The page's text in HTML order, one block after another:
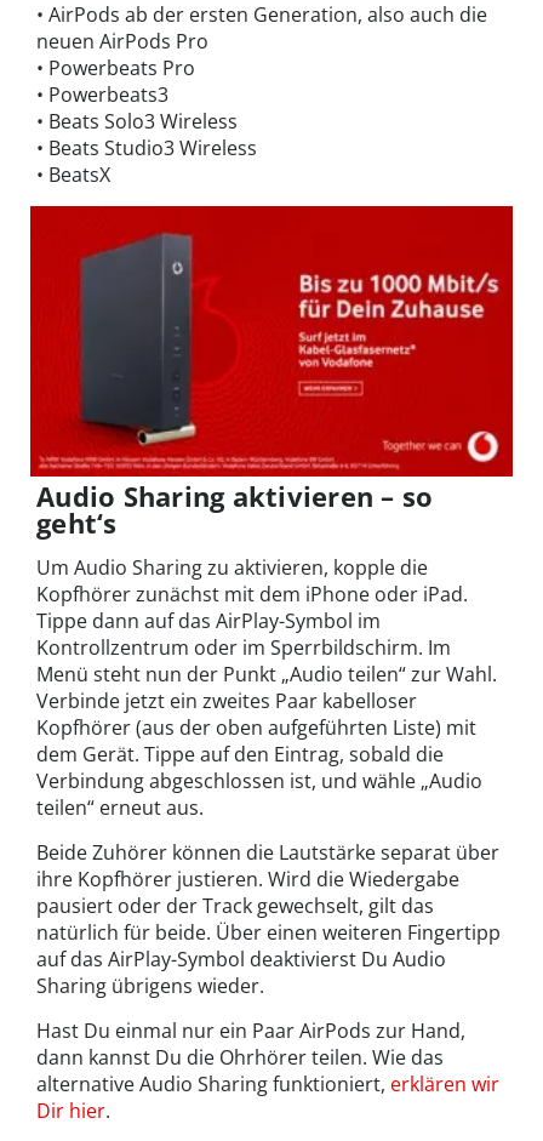
• AirPods ab der ersten Generation, also auch die
neuen AirPods Pro
• Powerbeats Pro
• Powerbeats3
• Beats Solo3 Wireless
• Beats Studio3 Wireless
• BeatsX
Audio Sharing aktivieren – so
geht‘s
Um Audio Sharing zu aktivieren, kopple die
Kopfhörer zunächst mit dem iPhone oder iPad.
Tippe dann auf das AirPlay-Symbol im
Kontrollzentrum oder im Sperrbildschirm. Im
Menü steht nun der Punkt „Audio teilen“ zur Wahl.
Verbinde jetzt ein zweites Paar kabelloser
Kopfhörer (aus der oben aufgeführten Liste) mit
dem Gerät. Tippe auf den Eintrag, sobald die
Verbindung abgeschlossen ist, und wähle „Audio
teilen“ erneut aus.
Beide Zuhörer können die Lautstärke separat über
ihre Kopfhörer justieren. Wird die Wiedergabe
pausiert oder der Track gewechselt, gilt das
natürlich für beide. Über einen weiteren Fingertipp
auf das AirPlay-Symbol deaktivierst Du Audio
Sharing übrigens wieder.
Hast Du einmal nur ein Paar AirPods zur Hand,
dann kannst Du die Ohrhörer teilen. Wie das
alternative Audio Sharing funktioniert, erklären wir
Dir hier.